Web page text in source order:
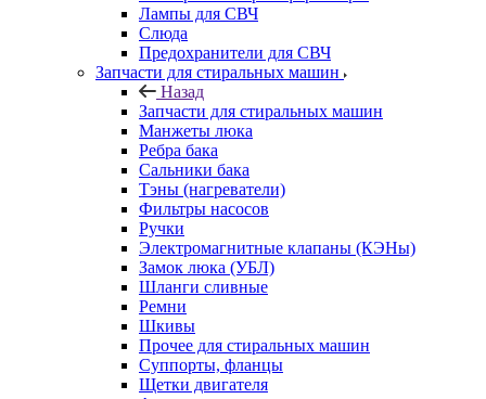
Лампы для СВЧ
Слюда
Предохранители для СВЧ
Запчасти для стиральных машин
Назад
Запчасти для стиральных машин
Манжеты люка
Ребра бака
Сальники бака
Тэны (нагреватели)
Фильтры насосов
Ручки
Электромагнитные клапаны (КЭНы)
Замок люка (УБЛ)
Шланги сливные
Ремни
Шкивы
Прочее для стиральных машин
Суппорты, фланцы
Щетки двигателя